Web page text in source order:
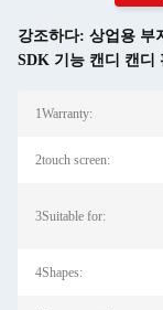
강조하다: 상업용 부
SDK 기능 캔디 캔디
1Warranty:
2touch screen:
3Suitable for:
4Shapes: